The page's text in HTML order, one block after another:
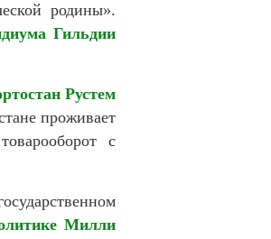
родины».
Гильдии
Рустем
проживает
с
Милли